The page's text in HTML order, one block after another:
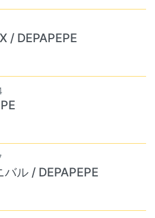
/ DEPAPEPE
ル / DEPAPEPE